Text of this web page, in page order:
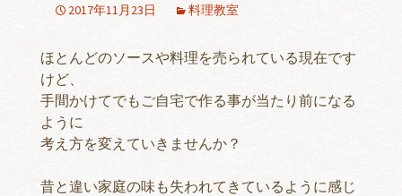
2017年11月23日 料理教室
ほとんどのソースや料理を売られている現在です
けど、
手間かけてでもご自宅で作る事が当たり前になる
ように
考え方を変えていきませんか？
昔と違い家庭の味も失われてきているように感じ